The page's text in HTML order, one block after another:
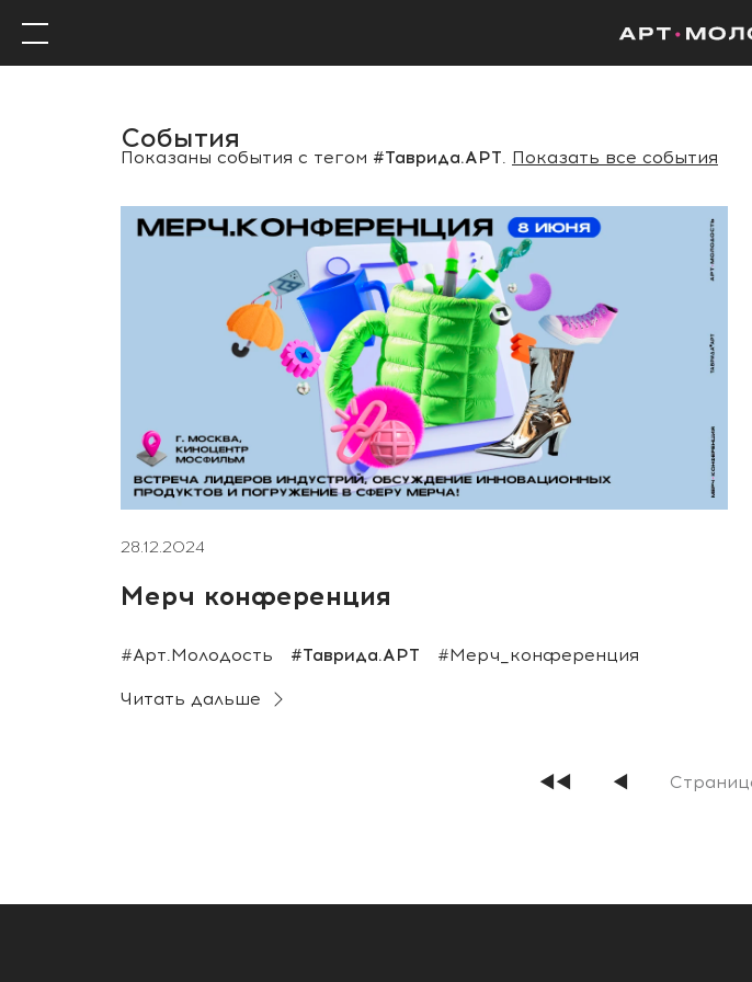
События
Показаны события с тегом #Таврида.АРТ. Показать все события
28.12.2024
Мерч конференция
#Арт.Молодость #Таврида.АРТ #Мерч_конференция
Читать дальше
◀◀ ◀